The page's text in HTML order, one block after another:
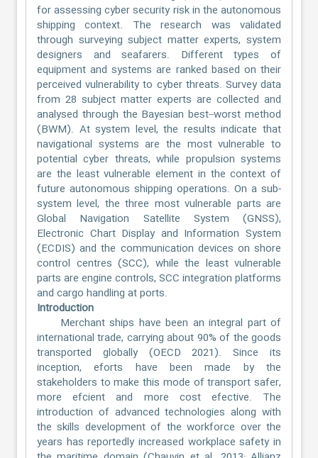
for assessing cyber security risk in the autonomous
shipping context. The research was validated
through surveying subject matter experts, system
designers and seafarers. Different types of
equipment and systems are ranked based on their
perceived vulnerability to cyber threats. Survey data
from 28 subject matter experts are collected and
analysed through the Bayesian best–worst method
(BWM). At system level, the results indicate that
navigational systems are the most vulnerable to
potential cyber threats, while propulsion systems
are the least vulnerable element in the context of
future autonomous shipping operations. On a sub-
system level, the three most vulnerable parts are
Global Navigation Satellite System (GNSS),
Electronic Chart Display and Information System
(ECDIS) and the communication devices on shore
control centres (SCC), while the least vulnerable
parts are engine controls, SCC integration platforms
and cargo handling at ports.
Introduction
Merchant ships have been an integral part of
international trade, carrying about 90% of the goods
transported globally (OECD 2021). Since its
inception, eforts have been made by the
stakeholders to make this mode of transport safer,
more efcient and more cost efective. The
introduction of advanced technologies along with
the skills development of the workforce over the
years has reportedly increased workplace safety in